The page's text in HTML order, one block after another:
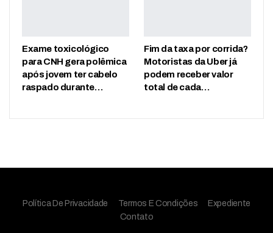
Exame toxicológico
para CNH gera polêmica
após jovem ter cabelo
raspado durante…
Fim da taxa por corrida?
Motoristas da Uber já
podem receber valor
total de cada…
Política De Privacidade Termos E Condições
Expediente
Contato